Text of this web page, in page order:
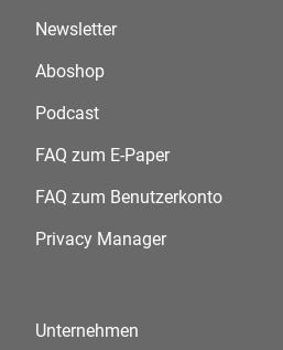
Newsletter
Aboshop
Podcast
FAQ zum E-Paper
FAQ zum Benutzerkonto
Privacy Manager
Unternehmen